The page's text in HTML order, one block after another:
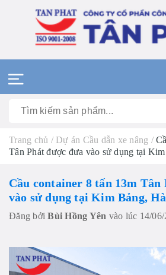
Trang chủ / Dự án Cầu dẫn xe nâng /
Tân Phát được đưa vào sử dụng tại
Cầu container 8 tấn 13m Tân
vào sử dụng tại Kim Bảng,
Đăng bởiBùi Hồng Yên vào lúc 14/